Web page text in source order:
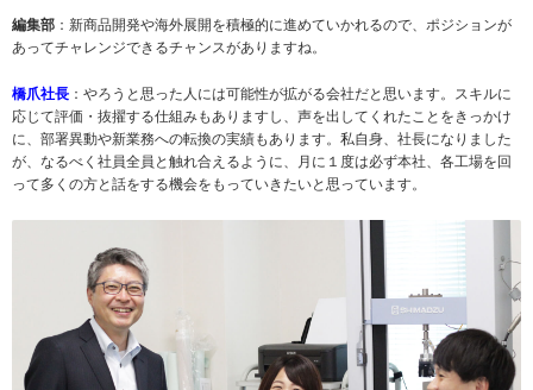
編集部 ：新商品開発や海外展開を積極的に進めていかれるので、ポジションが
あってチャレンジできるチャンスがありますね。
橋爪社長 ：やろうと思った人には可能性が拡がる会社だと思います。スキルに
応じて評価・抜擢する仕組みもありますし、声を出してくれたことをきっかけ
に、部署異動や新業務への転換の実績もあります。私自身、社長になりました
が、なるべく社員全員と触れ合えるように、月に１度は必ず本社、各工場を回
って多くの方と話をする機会をもっていきたいと思っています。